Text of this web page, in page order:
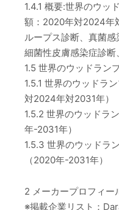
1.4.1 概要:世界のウッ
額：2020年対2024年
ループス診断、真菌感
細菌性皮膚感染症診
1.5 世界のウッドラン
1.5.1 世界のウッドラ
対2024年対2031年）
1.5.2 世界のウッドラ
年-2031年）
1.5.3 世界のウッドラ
（2020年-2031年）
2 メーカープロフィー
※掲載企業リスト：